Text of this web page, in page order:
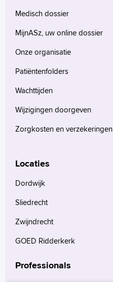
Medisch dossier
MijnASz, uw online dossier
Onze organisatie
Patiëntenfolders
Wachttijden
Wijzigingen doorgeven
Zorgkosten en verzekeringen
Locaties
Dordwijk
Sliedrecht
Zwijndrecht
GOED Ridderkerk
Professionals